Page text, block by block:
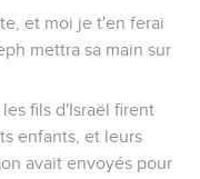
et moi je t'en ferai
mettra sa main sur
fils d'Israël firent
enfants, et leurs
avait envoyés pour